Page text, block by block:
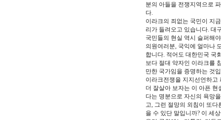
분의 아들을 전쟁지역으로
다.
이라크의 죄없는 국민이 지
리가 들려오고 있습니다. 대
국민들의 현실 역시 슬퍼해
의원여러분, 국익에 얼마나
합니다. 적어도 대한민국 국
보다 절대 약자인 이라크를
만한 국가임을 증명하는 것
이라크전쟁을 지지선언하고
더 잘살아 보자는 이 아픈
다는 명분으로 자신의 욕망
고, 그런 절망의 외침이 또
을 수 있단 말입니까? 이 세